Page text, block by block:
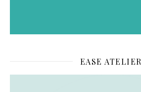
EASE ATELIER